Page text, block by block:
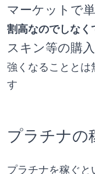
マーケットで
割高なのでしなく
スキン等の購入
強くなることと
す
プラチナの
プラチナを稼ぐ